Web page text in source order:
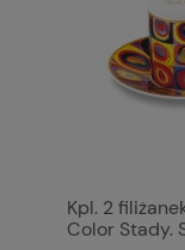
Kpl. 2
Color Stady.